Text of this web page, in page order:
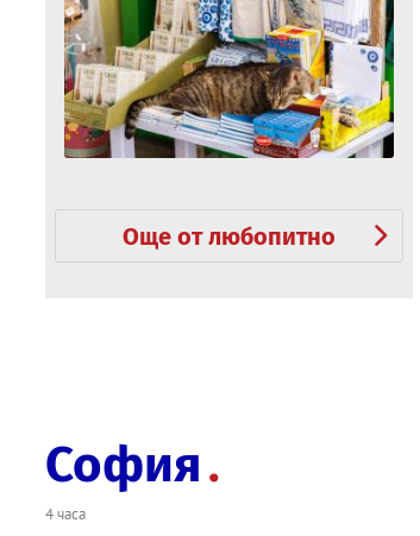
Още от любопитно
София
4 часа